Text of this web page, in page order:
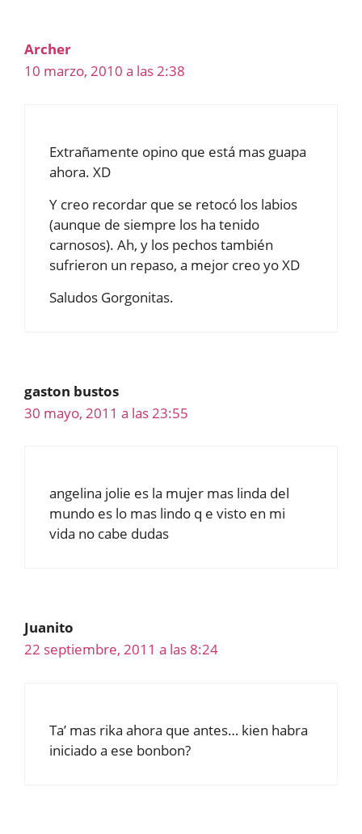
Archer
10 marzo, 2010 a las 2:38
Extrañamente opino que está mas guapa
ahora. XD
Y creo recordar que se retocó los labios
(aunque de siempre los ha tenido
carnosos). Ah, y los pechos también
sufrieron un repaso, a mejor creo yo XD
Saludos Gorgonitas.
gaston bustos
30 mayo, 2011 a las 23:55
angelina jolie es la mujer mas linda del
mundo es lo mas lindo q e visto en mi
vida no cabe dudas
Juanito
22 septiembre, 2011 a las 8:24
Ta’ mas rika ahora que antes… kien habra
iniciado a ese bonbon?